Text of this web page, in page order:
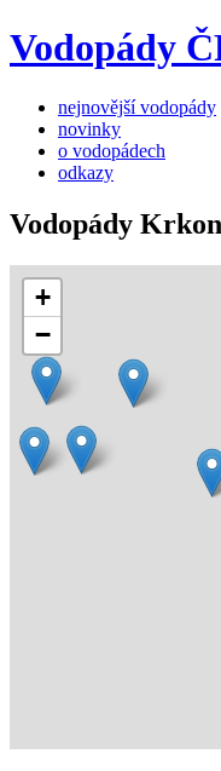
Vodopády
nejnovější vodopády
novinky
o vodopádech
odkazy
Vodopády
+
−